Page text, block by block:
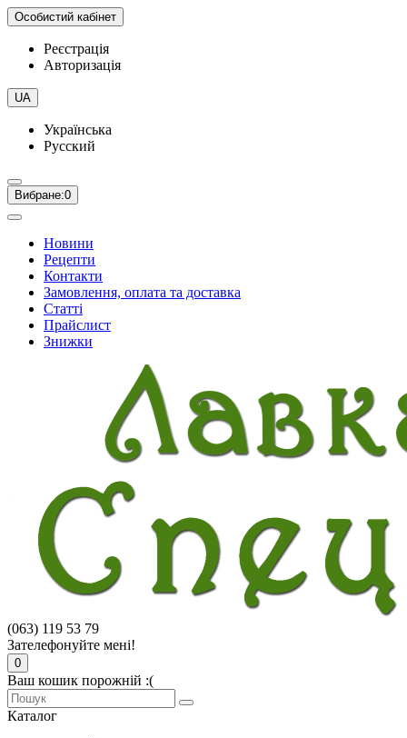
Особистий кабінет
Реєстрація
Авторизація
UA
Українська
Русский
Вибране:0
Новини
Рецепти
Контакти
Замовлення, оплата та доставка
Статті
Прайслист
Знижки
(063) 119 53 79
Зателефонуйте мені!
0
Ваш кошик порожній :(
Каталог